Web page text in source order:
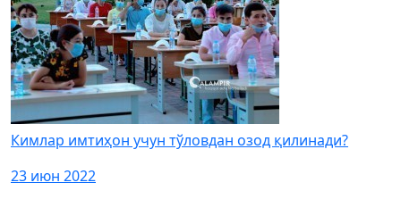
Кимлар имтиҳон учун тўловдан озод қилинади?
23 июн 2022